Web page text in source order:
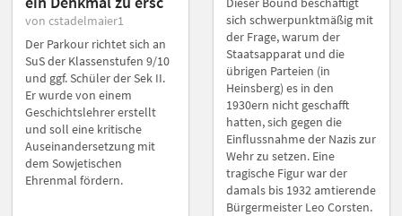
von cstadelmaier1
Der Parkour richtet sich an
SuS der Klassenstufen 9/10
und ggf. Schüler der Sek II.
Er wurde von einem
Geschichtslehrer erstellt
und soll eine kritische
Auseinandersetzung mit
dem Sowjetischen
Ehrenmal fördern.
sich schwerpunktmäßig mit
der Frage, warum der
Staatsapparat und die
übrigen Parteien (in
Heinsberg) es in den
1930ern nicht geschafft
hatten, sich gegen die
Einflussnahme der Nazis zur
Wehr zu setzen. Eine
tragische Figur war der
damals bis 1932 amtierende
Bürgermeister Leo Corsten.